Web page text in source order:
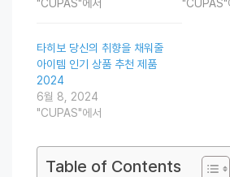
"CUPAS"에서
"CUPAS"
타히보 당신의 취향을 채워줄
아이템 인기 상품 추천 제품
2024
6월 8, 2024
"CUPAS"에서
Table of Contents